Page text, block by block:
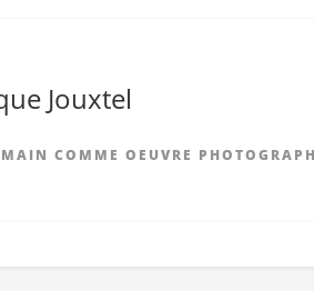
Jouxtel
COMME OEUVRE